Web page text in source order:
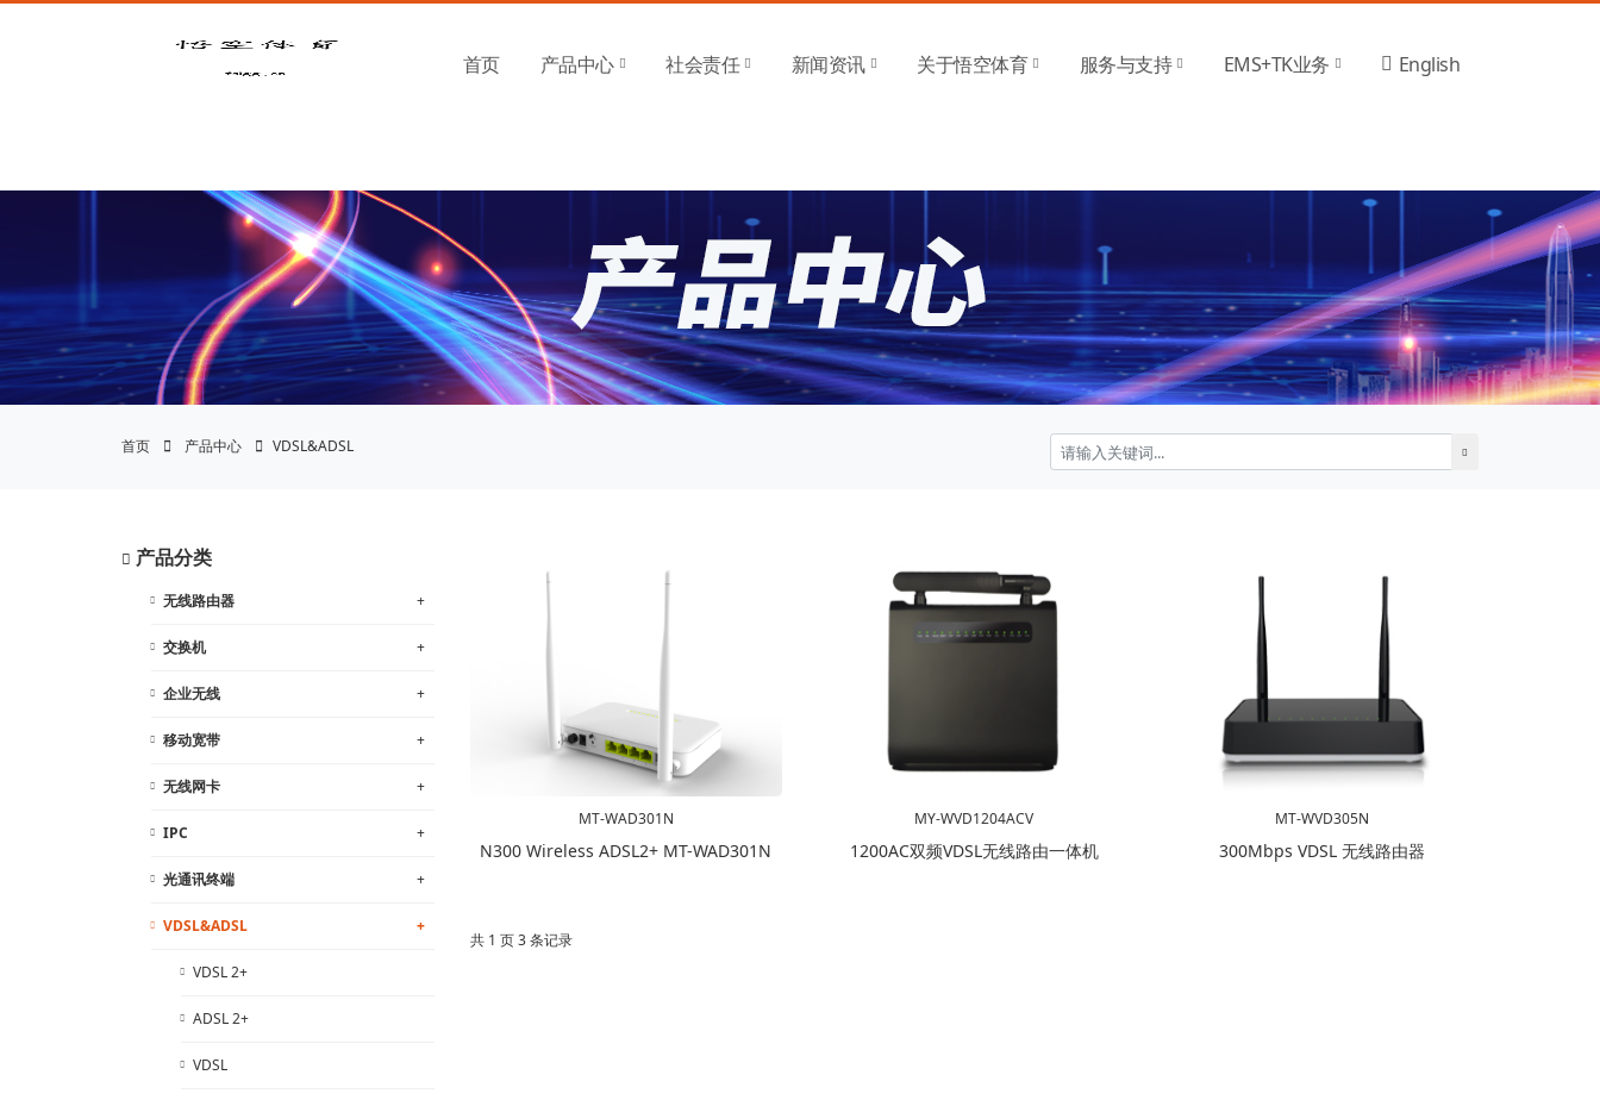
悟空体育官网 | WUKONG SPORTS-官方平台
首页 产品中心 社会责任 新闻资讯 关于悟空体育 服务与支持 EMS+TK业务 English
首页 产品中心 VDSL&ADSL
产品分类
无线路由器 +
交换机 +
企业无线 +
移动宽带 +
无线网卡 +
IPC +
光通讯终端 +
VDSL&ADSL +
VDSL 2+
ADSL 2+
VDSL
MT-WAD301N
N300 Wireless ADSL2+ MT-WAD301N
MY-WVD1204ACV
1200AC双频VDSL无线路由一体机
MT-WVD305N
300Mbps VDSL 无线路由器
共 1 页 3 条记录